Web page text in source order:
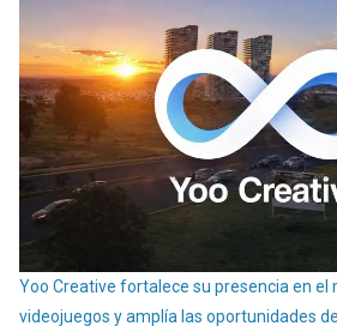
Yoo Creative fortalece su presencia en el
videojuegos y amplía las oportunidades